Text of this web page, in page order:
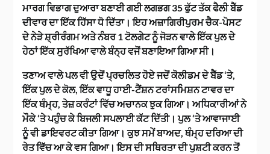
ਮਾਰਗ ਵਿਭਾਗ ਦੁਆਰਾ ਬਣਾਈ ਗਈ ਲਗਭਗ 35 ਫੁੱਟ ਤੱਕ ਫੈਲੀ ਬੈੱਡ
ਦੀਵਾਰ ਦਾ ਇੱਕ ਹਿੱਸਾ ਧੋ ਦਿੱਤਾ। ਇਹ ਅਜ਼ਾਗਿਰੀਪੁਰਮ ਚੈਕ-ਪੋਸਟ
ਦੇ ਨੇੜੇ ਸ਼੍ਰੀਰੰਗਮ ਅਤੇ ਨੰਬਰ 1 ਟੋਲਗੇਟ ਨੂੰ ਜੋੜਨ ਵਾਲੇ ਇੱਕ ਪੁਲ ਦੇ
ਹੇਠਾਂ ਇੱਕ ਸੁਰੱਖਿਆ ਵਾਲੇ ਬੰਨ੍ਹ ਵਜੋਂ ਬਣਾਇਆ ਗਿਆ ਸੀ।
ਤਣਾਅ ਵਾਲੇ ਪਲ ਵੀ ਉਦੋਂ ਪ੍ਰਚਲਿਤ ਹੋਏ ਜਦੋਂ ਕੋਲੀਡਮ ਦੇ ਬੈੱਡ ‘ਤੇ,
ਇੱਕ ਪੁਲ ਦੇ ਕੋਲ, ਇੱਕ ਵਾਧੂ ਹਾਈ-ਟੈਂਸ਼ਨ ਟਰਾਂਸਮਿਸ਼ਨ ਟਾਵਰ ਦਾ
ਇੱਕ ਥੰਮ੍ਹ, ਤੇਜ਼ ਕਰੰਟਾਂ ਵਿੱਚ ਅਚਾਨਕ ਝੁਕ ਗਿਆ। ਅਧਿਕਾਰੀਆਂ ਨੇ
ਮੌਕੇ ‘ਤੇ ਪਹੁੰਚ ਕੇ ਬਿਜਲੀ ਸਪਲਾਈ ਕੱਟ ਦਿੱਤੀ। ਪੁਲ ‘ਤੇ ਆਵਾਜਾਈ
ਨੂੰ ਵੀ ਡਾਇਵਰਟ ਕੀਤਾ ਗਿਆ। ਕੁਝ ਸਮੇਂ ਬਾਅਦ, ਥੰਮ੍ਹ ਦਰਿਆ ਦੀ
ਰੇਤ ਵਿੱਚ ਆ ਕੇ ਵਸ ਗਿਆ। ਇਸ ਦੀ ਸਥਿਰਤਾ ਦੀ ਪੁਸ਼ਟੀ ਕਰਨ ਤੋਂ